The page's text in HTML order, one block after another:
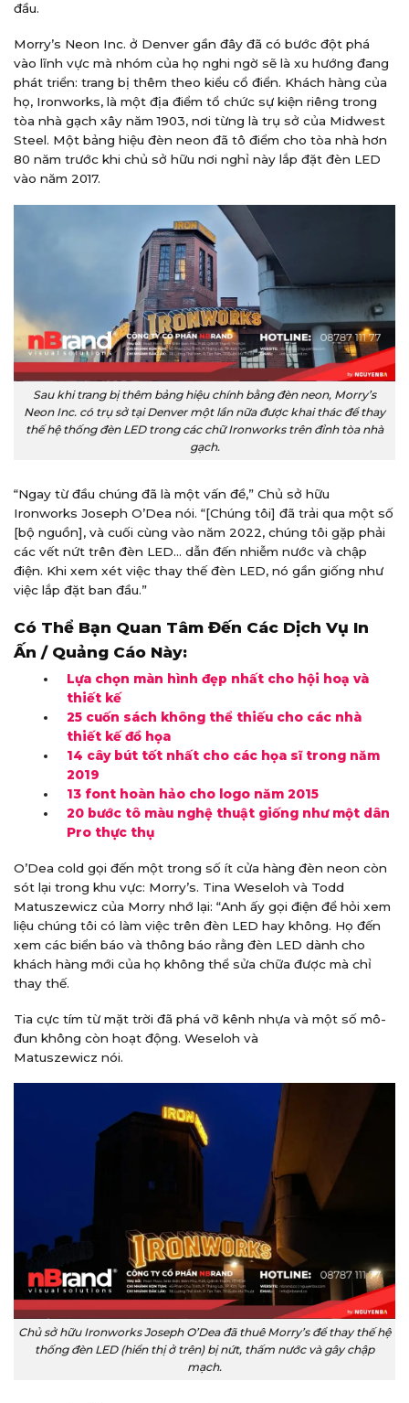
đầu.
Morry’s Neon Inc. ở Denver gần đây đã có bước đột phá
vào lĩnh vực mà nhóm của họ nghi ngờ sẽ là xu hướng đang
phát triển: trang bị thêm theo kiểu cổ điển. Khách hàng của
họ, Ironworks, là một địa điểm tổ chức sự kiện riêng trong
tòa nhà gạch xây năm 1903, nơi từng là trụ sở của Midwest
Steel. Một bảng hiệu đèn neon đã tô điểm cho tòa nhà hơn
80 năm trước khi chủ sở hữu nơi nghỉ này lắp đặt đèn LED
vào năm 2017.
Sau khi trang bị thêm bảng hiệu chính bằng đèn neon, Morry’s
Neon Inc. có trụ sở tại Denver một lần nữa được khai thác để thay
thế hệ thống đèn LED trong các chữ Ironworks trên đỉnh tòa nhà
gạch.
“Ngay từ đầu chúng đã là một vấn đề,” Chủ sở hữu
Ironworks Joseph O’Dea nói. “[Chúng tôi] đã trải qua một số
[bộ nguồn], và cuối cùng vào năm 2022, chúng tôi gặp phải
các vết nứt trên đèn LED… dẫn đến nhiễm nước và chập
điện. Khi xem xét việc thay thế đèn LED, nó gần giống như
việc lắp đặt ban đầu.”
Có Thể Bạn Quan Tâm Đến Các Dịch Vụ In
Ấn / Quảng Cáo Này:
Lựa chọn màn hình đẹp nhất cho hội hoạ và
thiết kế
25 cuốn sách không thể thiếu cho các nhà
thiết kế đồ họa
14 cây bút tốt nhất cho các họa sĩ trong năm
2019
13 font hoàn hảo cho logo năm 2015
20 bước tô màu nghệ thuật giống như một dân
Pro thực thụ
O’Dea cold gọi đến một trong số ít cửa hàng đèn neon còn
sót lại trong khu vực: Morry’s. Tina Weseloh và Todd
Matuszewicz của Morry nhớ lại: “Anh ấy gọi điện để hỏi xem
liệu chúng tôi có làm việc trên đèn LED hay không. Họ đến
xem các biển báo và thông báo rằng đèn LED dành cho
khách hàng mới của họ không thể sửa chữa được mà chỉ
thay thế.
Tia cực tím từ mặt trời đã phá vỡ kênh nhựa và một số mô-
đun không còn hoạt động. Weseloh và
Matuszewicz nói.
Chủ sở hữu Ironworks Joseph O’Dea đã thuê Morry’s để thay thế hệ
thống đèn LED (hiển thị ở trên) bị nứt, thấm nước và gây chập
mạch.